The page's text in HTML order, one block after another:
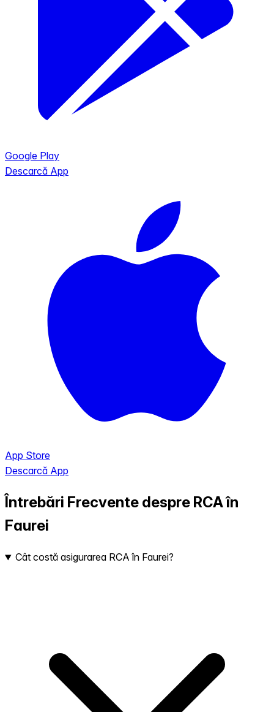
Google Play
Descarcă App
App Store
Descarcă App
Întrebări Frecvente despre RCA în
Faurei
Cât costă asigurarea RCA în Faurei?